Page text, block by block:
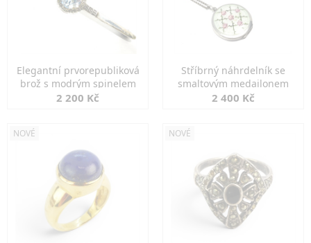
Elegantní prvorepubliková
brož s modrým spinelem
2 200 Kč
Stříbrný náhrdelník se
smaltovým medailonem
2 400 Kč
NOVÉ NOVÉ